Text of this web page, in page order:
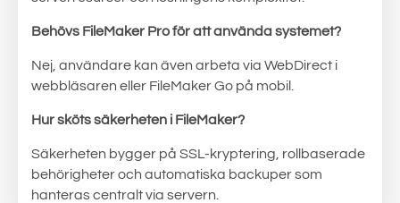
Behövs FileMaker Pro för att använda systemet?
Nej, användare kan även arbeta via WebDirect i
webbläsaren eller FileMaker Go på mobil.
Hur sköts säkerheten i FileMaker?
Säkerheten bygger på SSL-kryptering, rollbaserade
behörigheter och automatiska backuper som
hanteras centralt via servern.